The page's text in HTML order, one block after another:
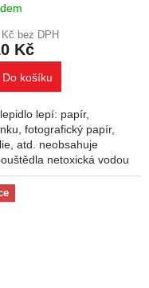
bez DPH
Kč
Do košíku
lepí: papír,
fotografický papír,
atd. neobsahuje
netoxická vodou
pohodlná, rychlá a
aplikace obsah: 22 g